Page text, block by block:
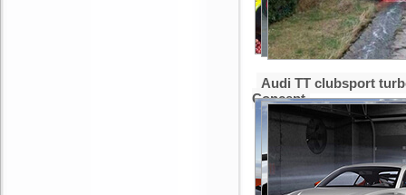
Audi TT clubsport
Concept